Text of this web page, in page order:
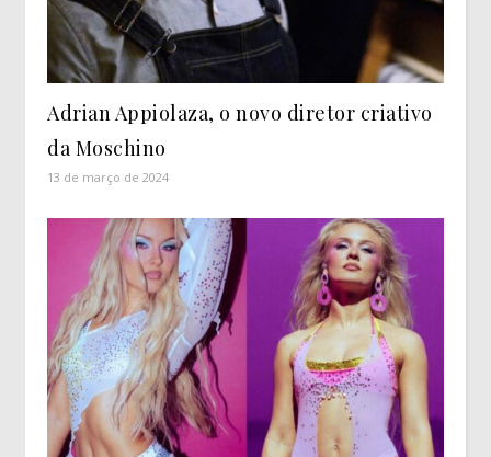
Adrian Appiolaza, o novo diretor criativo
da Moschino
13 de março de 2024